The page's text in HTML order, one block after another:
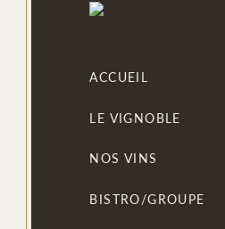
ACCUEIL
LE VIGNOBLE
NOS VINS
BISTRO/GROUPE